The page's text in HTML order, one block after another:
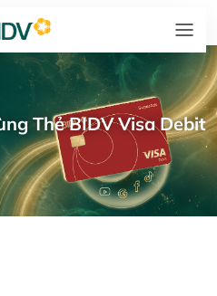
Thẻ BIDV Visa Debit